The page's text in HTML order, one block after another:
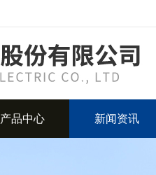
产品中心 新闻资讯